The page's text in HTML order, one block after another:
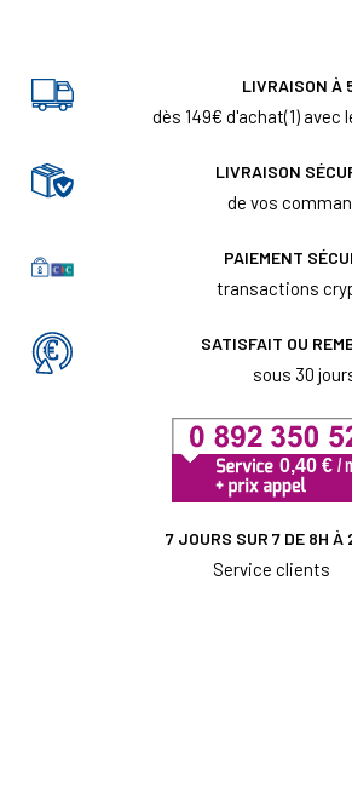
LIVRAISON À
dès 149€ d'achat(1) avec
LIVRAISON
de vos
PAIEMENT
transactions
SATISFAIT OU
sous 30
7 JOURS SUR 7 DE 8H À
Service clients